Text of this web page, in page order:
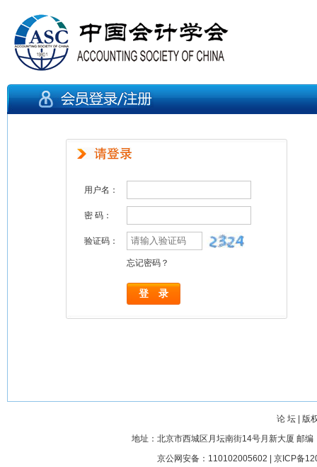
用户名：
密 码：
验证码：
忘记密码？
论 坛
版
地址：北京市西城区月坛南街14号月新大厦 邮
京公网安备：110102005602 | 京ICP备